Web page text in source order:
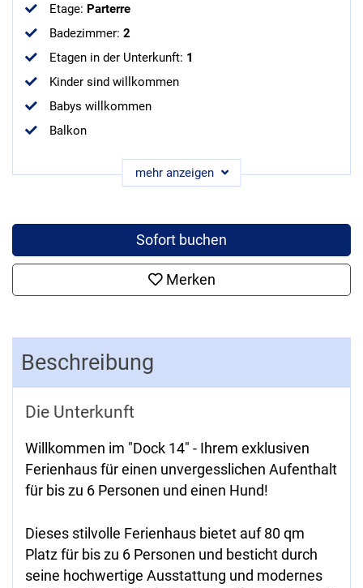
Etage: Parterre
Badezimmer: 2
Etagen in der Unterkunft: 1
Kinder sind willkommen
Babys willkommen
Balkon
mehr anzeigen
Sofort buchen
Merken
Beschreibung
Die Unterkunft
Willkommen im "Dock 14" - Ihrem exklusiven
Ferienhaus für einen unvergesslichen Aufenthalt
für bis zu 6 Personen und einen Hund!
Dieses stilvolle Ferienhaus bietet auf 80 qm
Platz für bis zu 6 Personen und besticht durch
seine hochwertige Ausstattung und modernes